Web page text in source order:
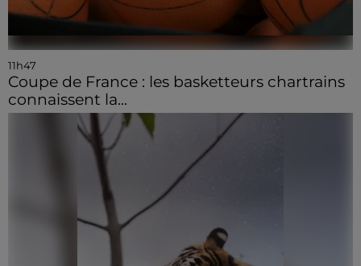
11h47
Coupe de France : les basketteurs chartrains
connaissent la...